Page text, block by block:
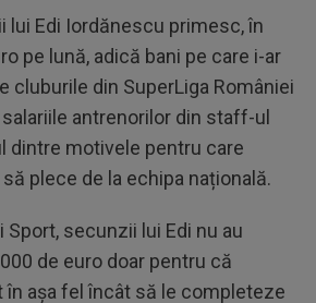
lui Edi Iordănescu primesc, în
pe lună, adică bani pe care i-ar
cluburile din SuperLiga României
antrenorilor din staff-ul
dintre motivele pentru care
plece de la echipa națională.
Sport, secunzii lui Edi nu au
de euro doar pentru că
așa fel încât să le completeze